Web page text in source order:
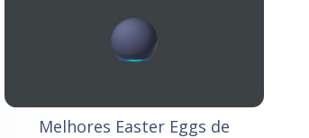
Melhores Easter Eggs de